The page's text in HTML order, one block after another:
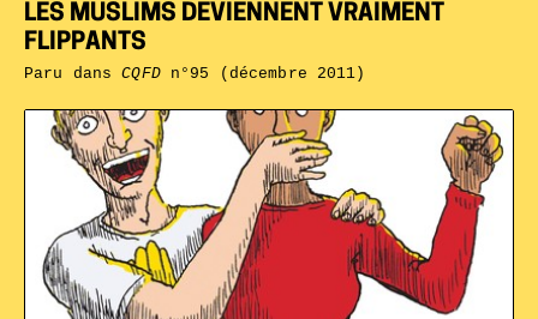
LES MUSLIMS DEVIENNENT VRAIMENT
FLIPPANTS
Paru dansCQFDn°95 (décembre 2011)